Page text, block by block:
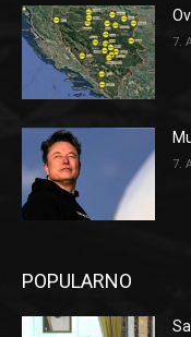
7.
7.
POPULARNO